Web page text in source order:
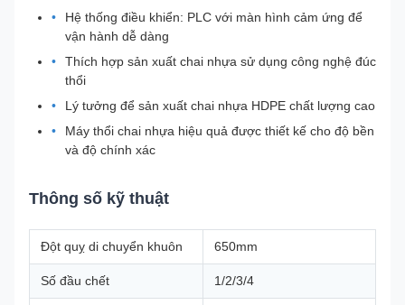
Hệ thống điều khiển: PLC với màn hình cảm ứng để
vận hành dễ dàng
Thích hợp sản xuất chai nhựa sử dụng công nghệ đúc
thổi
Lý tưởng để sản xuất chai nhựa HDPE chất lượng cao
Máy thổi chai nhựa hiệu quả được thiết kế cho độ bền
và độ chính xác
Thông số kỹ thuật
Đột quỵ di chuyển khuôn 650mm
Số đầu chết 1/2/3/4